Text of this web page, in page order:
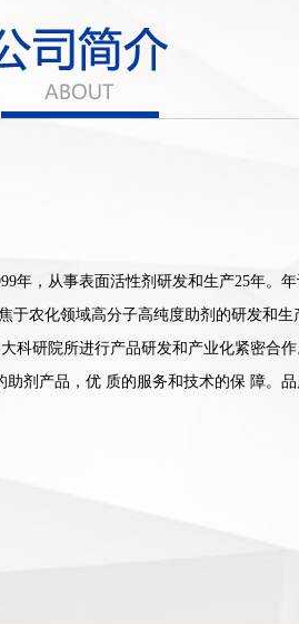
剂
年，从事表面活性剂研发和生产25年。
于农化领域高分子高纯度助剂的研发和生
科研院所进行产品研发和产业化紧密合作
剂产品，优 质的服务和技术的保 障。